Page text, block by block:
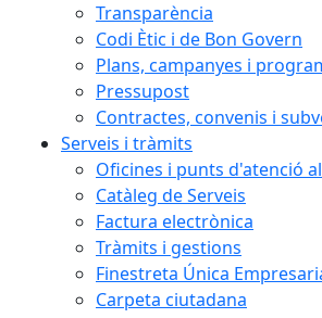
Transparència
Codi Ètic i de Bon Govern
Plans, campanyes i
Pressupost
Contractes, convenis i
Serveis i tràmits
Oficines i punts d'atenció
Catàleg de Serveis
Factura electrònica
Tràmits i gestions
Finestreta Única
Carpeta ciutadana